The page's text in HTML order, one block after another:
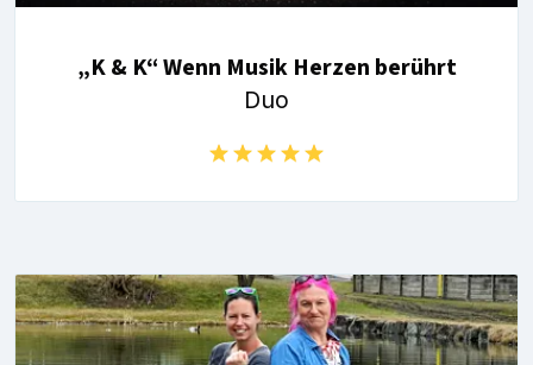
„K & K“ Wenn Musik Herzen berührt
Duo